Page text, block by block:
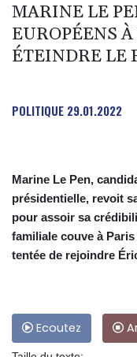
MARINE LE
EUROPÉENS
ÉTEINDRE LE
POLITIQUE 29.01.2022
Marine Le Pen,
présidentielle, revoit
pour assoir sa
familiale couve à
tentée de rejoindre
Ecoutez